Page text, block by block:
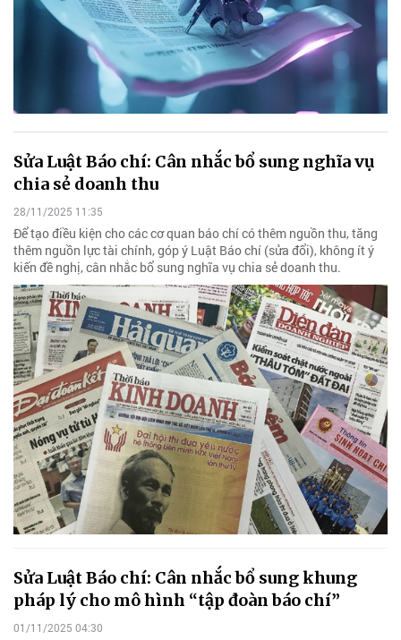
Sửa Luật Báo chí: Cân nhắc bổ sung nghĩa vụ
chia sẻ doanh thu
28/11/2025 11:35
Để tạo điều kiện cho các cơ quan báo chí có thêm nguồn thu, tăng
thêm nguồn lực tài chính, góp ý Luật Báo chí (sửa đổi), không ít ý
kiến đề nghị, cân nhắc bổ sung nghĩa vụ chia sẻ doanh thu.
Sửa Luật Báo chí: Cân nhắc bổ sung khung
pháp lý cho mô hình “tập đoàn báo chí”
01/11/2025 04:30